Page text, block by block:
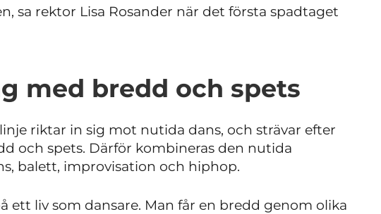
sa rektor Lisa Rosander när det första spadtaget
med bredd och spets
riktar in sig mot nutida dans, och strävar efter
och spets. Därför kombineras den nutida
balett, improvisation och hiphop.
ett liv som dansare. Man får en bredd genom olika